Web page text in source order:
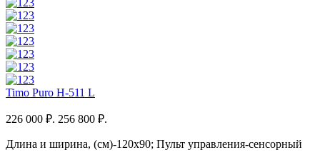
Timo Puro H-511 L
226 000 ₽. 256 800 ₽.
Длина и ширина, (см)-120x90; Пульт управления-сенсорный